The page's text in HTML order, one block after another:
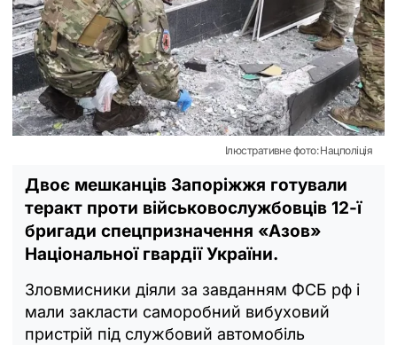
Ілюстративне фото: Нацполіція
Двоє мешканців Запоріжжя готували
теракт проти військовослужбовців 12-ї
бригади спецпризначення «Азов»
Національної гвардії України.
Зловмисники діяли за завданням ФСБ рф і
мали закласти саморобний вибуховий
пристрій під службовий автомобіль